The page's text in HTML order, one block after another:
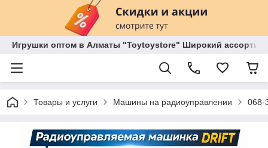
Игрушки оптом в Алматы "Toytoystore" Широкий
Товары и услуги Машины на радиоуправлении 068-